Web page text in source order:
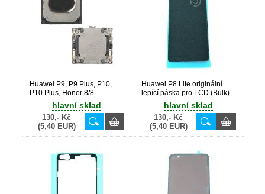
Huawei P9, P9 Plus, P10,
P10 Plus, Honor 8/8
Pro/V9/9/P9 Lite originální
sluchátko (Bulk)
hlavní sklad
130,- Kč
(5,40 EUR)
Huawei P8 Lite originální
lepící páska pro LCD (Bulk)
hlavní sklad
130,- Kč
(5,40 EUR)